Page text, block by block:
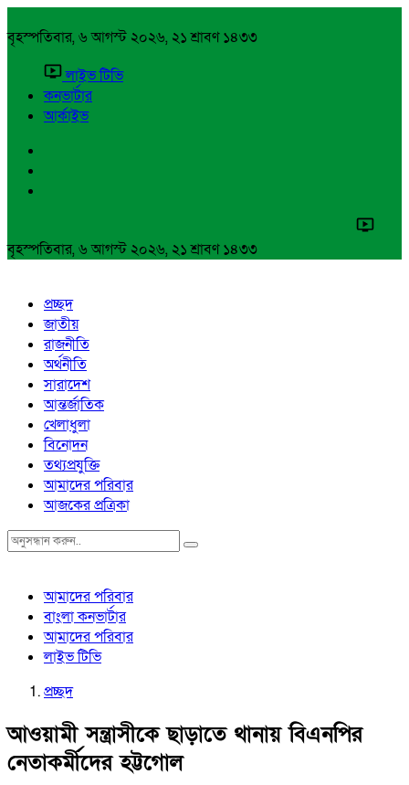
বৃহস্পতিবার, ৬ আগস্ট ২০২৬, ২১ শ্রাবণ ১৪৩৩
লাইভ টিভি
কনভার্টার
আর্কাইভ
বৃহস্পতিবার, ৬ আগস্ট ২০২৬, ২১ শ্রাবণ ১৪৩৩
প্রচ্ছদ
জাতীয়
রাজনীতি
অর্থনীতি
সারাদেশ
আন্তর্জাতিক
খেলাধুলা
বিনোদন
তথ্যপ্রযুক্তি
আমাদের পরিবার
আজকের প্রত্রিকা
আমাদের পরিবার
বাংলা কনভার্টার
আমাদের পরিবার
লাইভ টিভি
প্রচ্ছদ
আওয়ামী সন্ত্রাসীকে ছাড়াতে থানায় বিএনপির
নেতাকর্মীদের হট্টগোল